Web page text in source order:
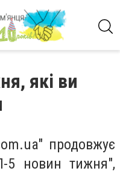
які ви
продовжує
5 новин тижня",